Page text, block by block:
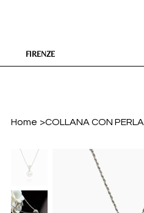
FIRENZE
Home >COLLANA CON PERLA